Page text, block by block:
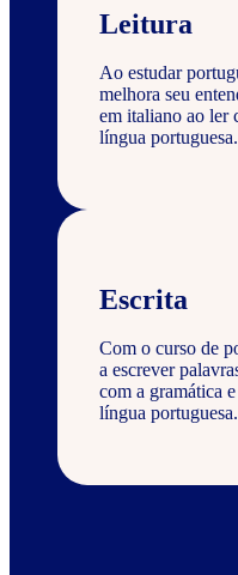
Leitura
Ao estudar
melhora seu
em italiano ao ler
língua portuguesa.
Escrita
Com o curso de
a escrever
com a gramática
língua portuguesa.